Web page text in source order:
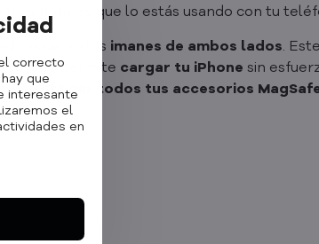
notarás que lo estás usando con tu
reside en los imanes de ambos lados.
solo te permite cargar tu iPhone sin
utilizar todos tus accesorios
correcto
que
interesante
el
en